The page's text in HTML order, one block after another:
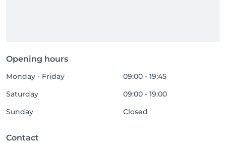
Opening hours
Monday - Friday
09:00 - 19:45
Saturday
09:00 - 19:00
Sunday
Closed
Contact